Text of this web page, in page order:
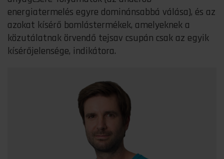
energiatermelés egyre dominánsabbá válása), és az
azokat kísérő bomlástermékek, amelyeknek a
közutálatnak örvendő tejsav csupán csak az egyik
kísérőjelensége, indikátora.